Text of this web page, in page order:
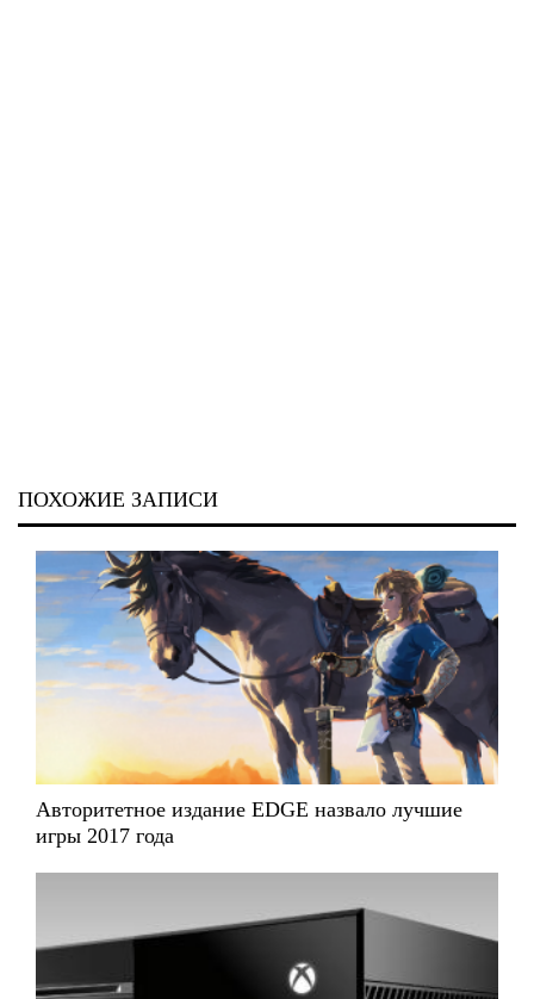
ПОХОЖИЕ ЗАПИСИ
Авторитетное издание EDGE назвало лучшие
игры 2017 года